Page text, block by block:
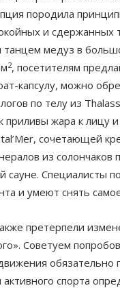
породила
и сдержанных
медуз в
2, посетителям
капсулу, можно
по телу из
приливы жара к
сочетающей
из солончаков
сауне. Специалисты
и умеют снять
претерпели
Советуем
обязательно
спорта